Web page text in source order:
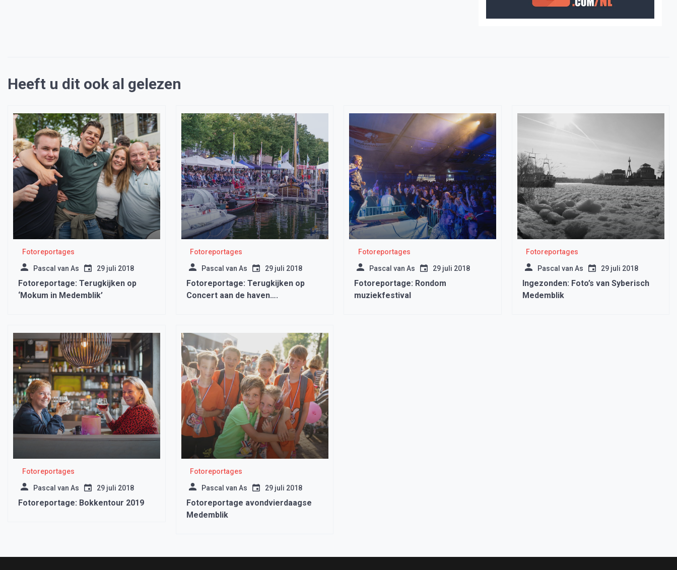
Heeft u dit ook al gelezen
Fotoreportages
Pascal van As 29 juli 2018
Fotoreportage: Terugkijken op
‘Mokum in Medemblik’
Fotoreportages
Pascal van As 29 juli 2018
Fotoreportage: Terugkijken op
Concert aan de haven….
Fotoreportages
Pascal van As 29 juli 2018
Fotoreportage: Rondom
muziekfestival
Fotoreportages
Pascal van As 29 juli 2018
Ingezonden: Foto’s van Syberisch
Medemblik
Fotoreportages
Pascal van As 29 juli 2018
Fotoreportage: Bokkentour 2019
Fotoreportages
Pascal van As 29 juli 2018
Fotoreportage avondvierdaagse
Medemblik